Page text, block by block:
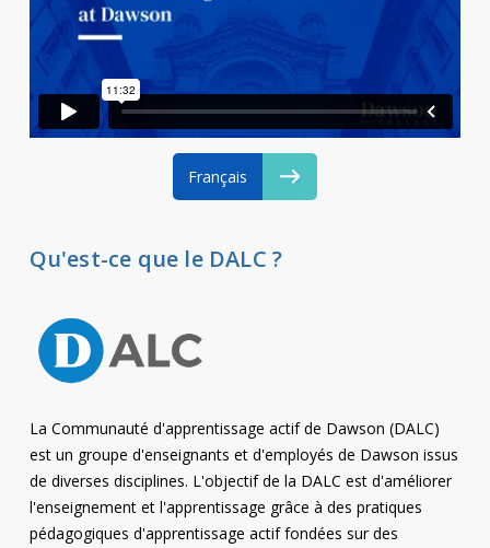
Français
Qu'est-ce que le DALC ?
La Communauté d'apprentissage actif de Dawson (DALC)
est un groupe d'enseignants et d'employés de Dawson issus
de diverses disciplines. L'objectif de la DALC est d'améliorer
l'enseignement et l'apprentissage grâce à des pratiques
pédagogiques d'apprentissage actif fondées sur des
Qui vous êtes